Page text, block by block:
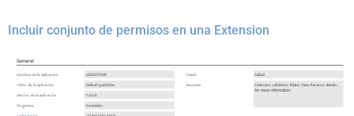
Incluir conjunto de permisos en una Extension